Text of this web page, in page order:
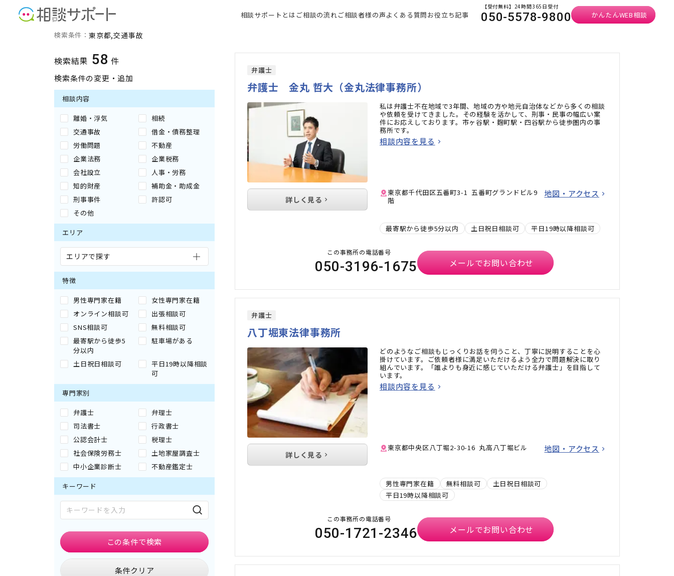
相談サポートとは ご相談の流れご相談者様の声よくある質問お役立ち記事
【受付無料】24時間365日受付
050-5578-9800 かんたんWEB相談
東京都の交通事故に強い専門家の検索結果
検索条件： 東京都 交通事故
検索結果 58 件
検索条件の変更・追加
相談内容
離婚・浮気
相続
交通事故
借金・債務整理
労働問題
不動産
企業法務
企業税務
会社設立
人事・労務
知的財産
補助金・助成金
刑事事件
許認可
その他
エリア
エリアで探す
特徴
男性専門家在籍
女性専門家在籍
オンライン相談可
出張相談可
SNS相談可
無料相談可
最寄駅から徒歩5
分以内
駐車場がある
土日祝日相談可
平日19時以降相談
可
専門家別
弁護士
弁理士
司法書士
行政書士
公認会計士
税理士
社会保険労務士
土地家屋調査士
中小企業診断士
不動産鑑定士
キーワード
条件クリア
この条件で検索
弁護士
弁護士 金丸 哲大（金丸法律事務所）
私は弁護士不在地域で3年間、地域の方や地元自治体などから多くの相談
や依頼を受けてきました。その経験を活かして、刑事・民事の幅広い案
件にお応えしております。市ヶ谷駅・麴町駅・四谷駅から徒歩圏内の事
務所です。
相談内容を見る
東京都千代田区五番町3-1 五番町グランドビル9
階
地図・アクセス
最寄駅から徒歩5分以内 土日祝日相談可 平日19時以降相談可
詳しく見る
この事務所の電話番号
050-3196-1675 メールでお問い合わせ
弁護士
八丁堀東法律事務所
どのようなご相談もじっくりお話を伺うこと、丁寧に説明することを心
掛けています。ご依頼者様に満足いただけるよう全力で問題解決に取り
組んでいます。「誰よりも身近に感じていただける弁護士」を目指して
います。
相談内容を見る
東京都中央区八丁堀2-30-16 丸高八丁堀ビル 地図・アクセス
男性専門家在籍 無料相談可
土日祝日相談可
平日19時以降相談可
詳しく見る
この事務所の電話番号
050-1721-2346 メールでお問い合わせ